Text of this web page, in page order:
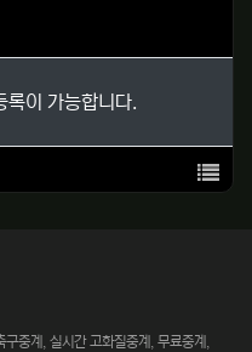
록이 가능합니다.
목록
계, 실시간 고화질중계, 무료중계,